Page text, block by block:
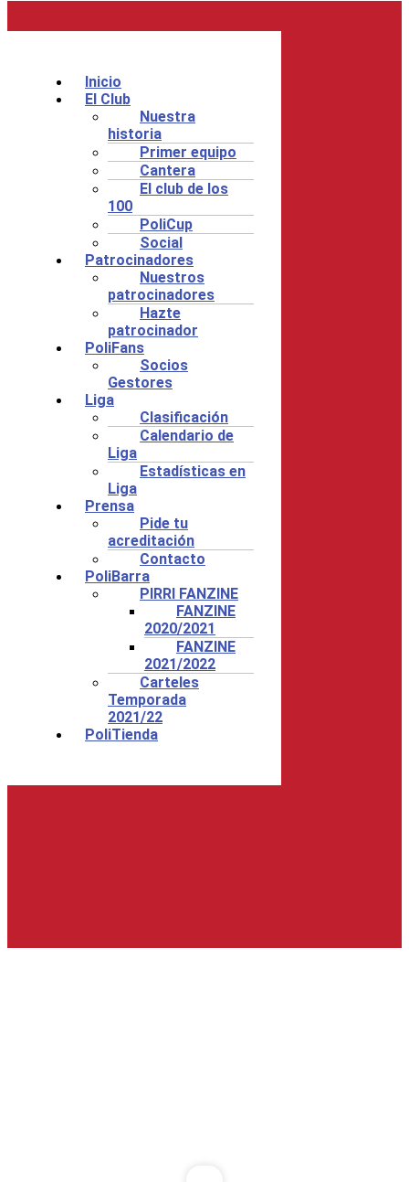
Inicio
El Club
Nuestra
historia
Primer equipo
Cantera
El club de los
100
PoliCup
Social
Patrocinadores
Nuestros
patrocinadores
Hazte
patrocinador
PoliFans
Socios
Gestores
Liga
Clasificación
Calendario de
Liga
Estadísticas en
Liga
Prensa
Pide tu
acreditación
Contacto
PoliBarra
PIRRI FANZINE
FANZINE
2020/2021
FANZINE
2021/2022
Carteles
Temporada
2021/22
PoliTienda